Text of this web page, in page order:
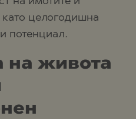
целогодишна
потенциал.
на живота